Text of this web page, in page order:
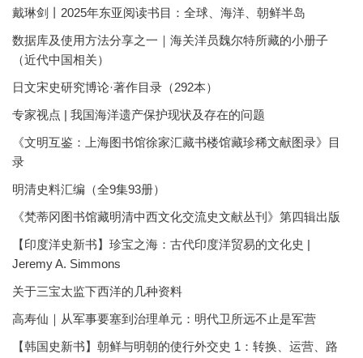
戴琳剑丨2025年东亚阅读书目：全球、海洋、朝鲜半岛
数据库及使用方法分享之一｜海关洋员魏尔特所藏的小册子
（近代中国相关）
日文宋史研究博论·著作目录（292本）
专家视点 | 我国海洋遗产保护现状及存在的问题
《文明互鉴：上海图书馆徐家汇藏书楼馆藏珍稀文献图录》目
录
明清史料汇编（全9集93册）
《梵蒂冈图书馆藏明清中西文化交流史文献丛刊》第四辑出版
【印度洋史新书】珍宝之海：古代印度洋贸易的文化史 |
Jeremy A. Simmons
关于三宝太监下西洋的几种资料
高寿仙｜从军事要塞到治理单元：明代卫所远不止是军营
【韩国史新书】朝鲜与明朝的使行外交史 1：转换、运营、路